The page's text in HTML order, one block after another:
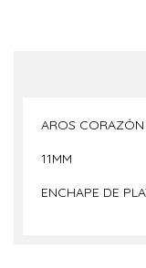
AROS CORAZÓN
11MM
ENCHAPE DE